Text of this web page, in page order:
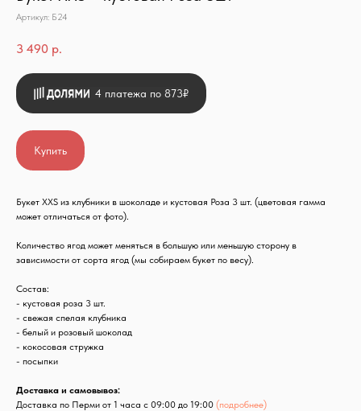
Артикул: Б24
3 490 р.
Купить
4 платежа по 873₽
Букет XXS из клубники в шоколаде и кустовая Роза 3 шт. (цветовая гамма
может отличаться от фото).
Количество ягод может меняться в большую или меньшую сторону в
зависимости от сорта ягод (мы собираем букет по весу).
Состав:
- кустовая роза 3 шт.
- свежая спелая клубника
- белый и розовый шоколад
- кокосовая стружка
- посыпки
Доставка и самовывоз:
Доставка по Перми от 1 часа с 09:00 до 19:00 (подробнее)